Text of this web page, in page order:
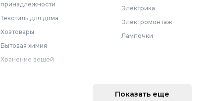
принадлежности
Текстиль для дома
Хозтовары
Бытовая химия
Хранение вещей
Электрика
Электромонтаж
Лампочки
Показать еще